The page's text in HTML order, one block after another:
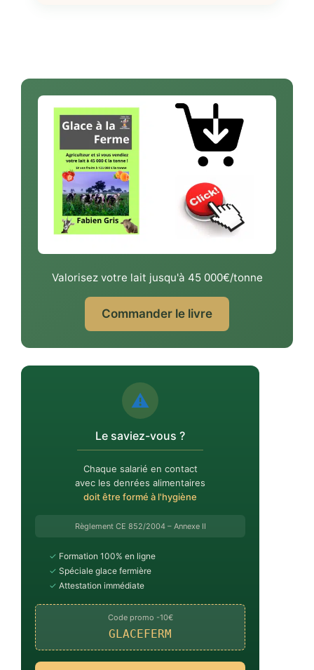
Valorisez votre lait jusqu'à 45 000€/tonne
Commander le livre
⚠️
Le saviez-vous ?
Chaque salarié en contact
avec les denrées alimentaires
doit être formé à l'hygiène
Règlement CE 852/2004 – Annexe II
✓ Formation 100% en ligne
✓ Spéciale glace fermière
✓ Attestation immédiate
Code promo -10€
GLACEFERM